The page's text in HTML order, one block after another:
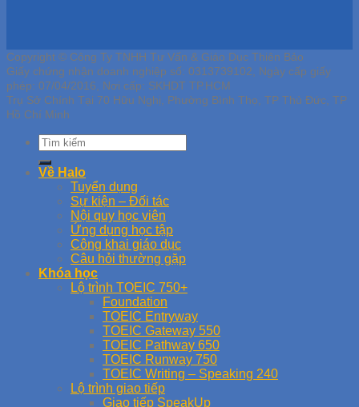
Copyright © Công Ty TNHH Tư Vấn & Giáo Dục Thiên Bảo
Giấy chứng nhận doanh nghiệp số: 0313739102, Ngày cấp giấy
phép: 07/04/2016, Nơi cấp: SKHDT TP.HCM
Trụ Sở Chính Tại 70 Hữu Nghị, Phường Bình Thọ, TP Thủ Đức, TP
Hồ Chí Minh
Về Halo
Tuyển dụng
Sự kiện – Đối tác
Nội quy học viên
Ứng dụng học tập
Công khai giáo dục
Câu hỏi thường gặp
Khóa học
Lộ trình TOEIC 750+
Foundation
TOEIC Entryway
TOEIC Gateway 550
TOEIC Pathway 650
TOEIC Runway 750
TOEIC Writing – Speaking 240
Lộ trình giao tiếp
Giao tiếp SpeakUp